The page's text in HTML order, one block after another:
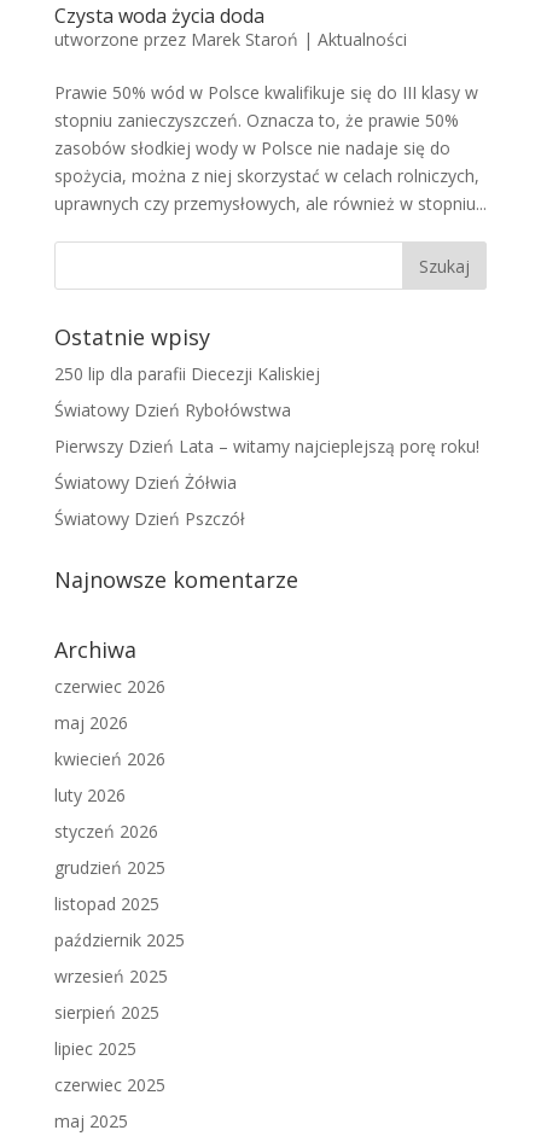
Czysta woda życia doda
utworzone przez Marek Staroń | Aktualności
Prawie 50% wód w Polsce kwalifikuje się do III klasy w
stopniu zanieczyszczeń. Oznacza to, że prawie 50%
zasobów słodkiej wody w Polsce nie nadaje się do
spożycia, można z niej skorzystać w celach rolniczych,
uprawnych czy przemysłowych, ale również w stopniu...
Ostatnie wpisy
250 lip dla parafii Diecezji Kaliskiej
Światowy Dzień Rybołówstwa
Pierwszy Dzień Lata – witamy najcieplejszą porę roku!
Światowy Dzień Żółwia
Światowy Dzień Pszczół
Najnowsze komentarze
Archiwa
czerwiec 2026
maj 2026
kwiecień 2026
luty 2026
styczeń 2026
grudzień 2025
listopad 2025
październik 2025
wrzesień 2025
sierpień 2025
lipiec 2025
czerwiec 2025
maj 2025